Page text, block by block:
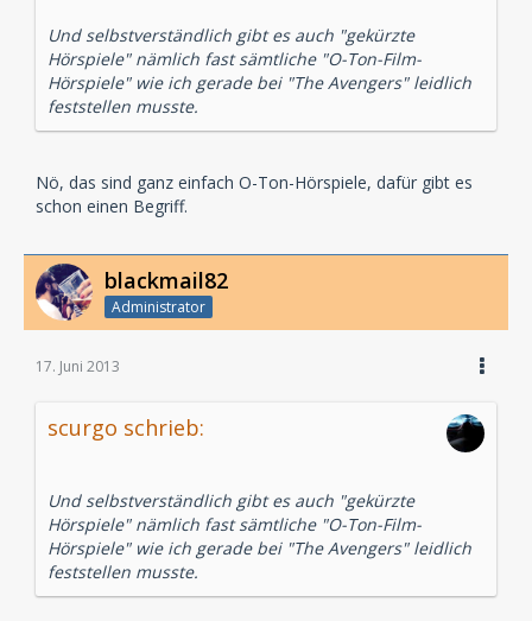
Und selbstverständlich gibt es auch "gekürzte
Hörspiele" nämlich fast sämtliche "O-Ton-Film-
Hörspiele" wie ich gerade bei "The Avengers" leidlich
feststellen musste.
Nö, das sind ganz einfach O-Ton-Hörspiele, dafür gibt es
schon einen Begriff.
blackmail82
Administrator
17. Juni 2013
scurgo schrieb:
Und selbstverständlich gibt es auch "gekürzte
Hörspiele" nämlich fast sämtliche "O-Ton-Film-
Hörspiele" wie ich gerade bei "The Avengers" leidlich
feststellen musste.